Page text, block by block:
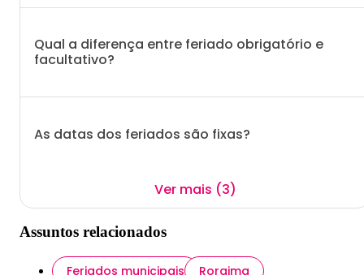
Qual a diferença entre feriado obrigatório e
facultativo?
As datas dos feriados são fixas?
Ver mais (3)
Assuntos relacionados
Feriados municipais Roraima